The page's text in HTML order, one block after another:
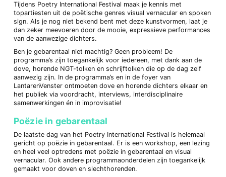
Tijdens Poetry International Festival maak je kennis met
topartiesten uit de poëtische genres visual vernacular en spoken
sign. Als je nog niet bekend bent met deze kunstvormen, laat je
dan zeker meevoeren door de mooie, expressieve performances
van de aanwezige dichters.
Ben je gebarentaal niet machtig? Geen probleem! De
programma’s zijn toegankelijk voor iedereen, met dank aan de
dove, horende NGT-tolken en schrijftolken die op de dag zelf
aanwezig zijn. In de programma’s en in de foyer van
LantarenVenster ontmoeten dove en horende dichters elkaar en
het publiek via voordracht, interviews, interdisciplinaire
samenwerkingen én in improvisatie!
Poëzie in gebarentaal
De laatste dag van het Poetry International Festival is helemaal
gericht op poëzie in gebarentaal. Er is een workshop, een lezing
en heel veel optredens met poëzie in gebarentaal en visual
vernacular. Ook andere programmaonderdelen zijn toegankelijk
gemaakt voor doven en slechthorenden.